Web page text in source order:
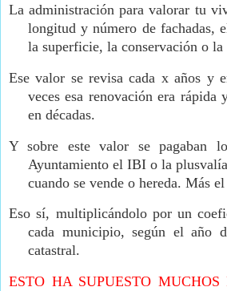
La administración para valorar tu
longitud y número de fachadas,
la superficie, la conservación o la
Ese valor se revisa cada x años y
veces esa renovación era rápida
en décadas.
Y sobre este valor se pagaban
Ayuntamiento el IBI o la
cuando se vende o hereda. Más
Eso sí, multiplicándolo por un
cada municipio, según el año
catastral.
ESTO HA SUPUESTO MUCHOS